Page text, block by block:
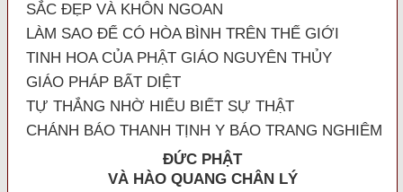
SẮC ÐẸP VÀ KHÔN NGOAN
LÀM SAO ÐỂ CÓ HÒA BÌNH TRÊN THẾ GIỚI
TINH HOA CỦA PHẬT GIÁO NGUYÊN THỦY
GIÁO PHÁP BẤT DIỆT
TỰ THẮNG NHỜ HIỂU BIẾT SỰ THẬT
CHÁNH BÁO THANH TỊNH Y BÁO TRANG NGHIÊM
ĐỨC PHẬT
VÀ HÀO QUANG CHÂN LÝ